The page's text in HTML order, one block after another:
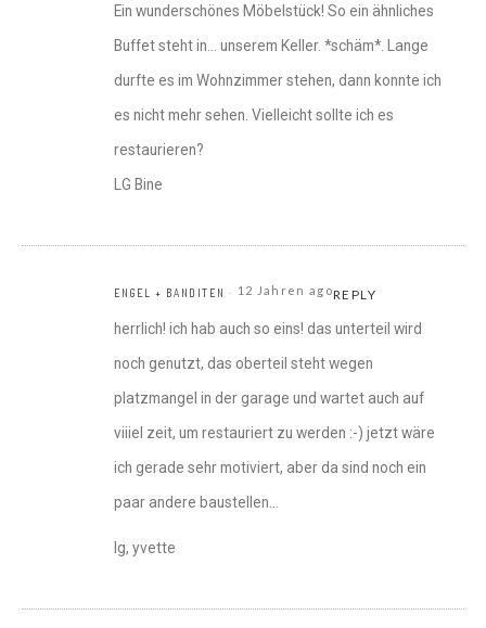
Ein wunderschönes Möbelstück! So ein ähnliches
Buffet steht in… unserem Keller. *schäm*. Lange
durfte es im Wohnzimmer stehen, dann konnte ich
es nicht mehr sehen. Vielleicht sollte ich es
restaurieren?
LG Bine
ENGEL + BANDITEN 12 Jahren agoREPLY
herrlich! ich hab auch so eins! das unterteil wird
noch genutzt, das oberteil steht wegen
platzmangel in der garage und wartet auch auf
viiiel zeit, um restauriert zu werden :-) jetzt wäre
ich gerade sehr motiviert, aber da sind noch ein
paar andere baustellen…
lg, yvette